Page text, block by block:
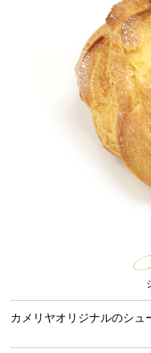
カメリヤオリジナルのシュ